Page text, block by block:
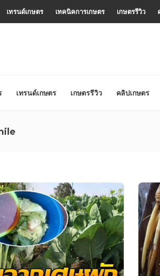
เทรนด์เกษตร เทคนิคการเกษตร เกษตรรีวิว
เทรนด์เกษตร เกษตรรีวิว คลิปเกษตร